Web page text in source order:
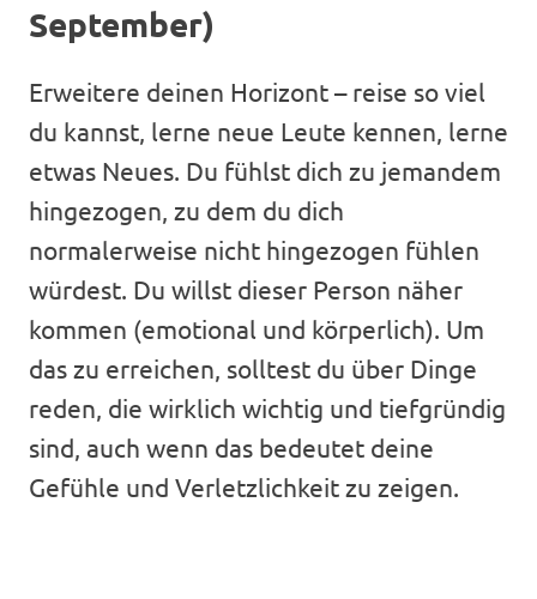
September)
Erweitere deinen Horizont – reise so viel
du kannst, lerne neue Leute kennen, lerne
etwas Neues. Du fühlst dich zu jemandem
hingezogen, zu dem du dich
normalerweise nicht hingezogen fühlen
würdest. Du willst dieser Person näher
kommen (emotional und körperlich). Um
das zu erreichen, solltest du über Dinge
reden, die wirklich wichtig und tiefgründig
sind, auch wenn das bedeutet deine
Gefühle und Verletzlichkeit zu zeigen.